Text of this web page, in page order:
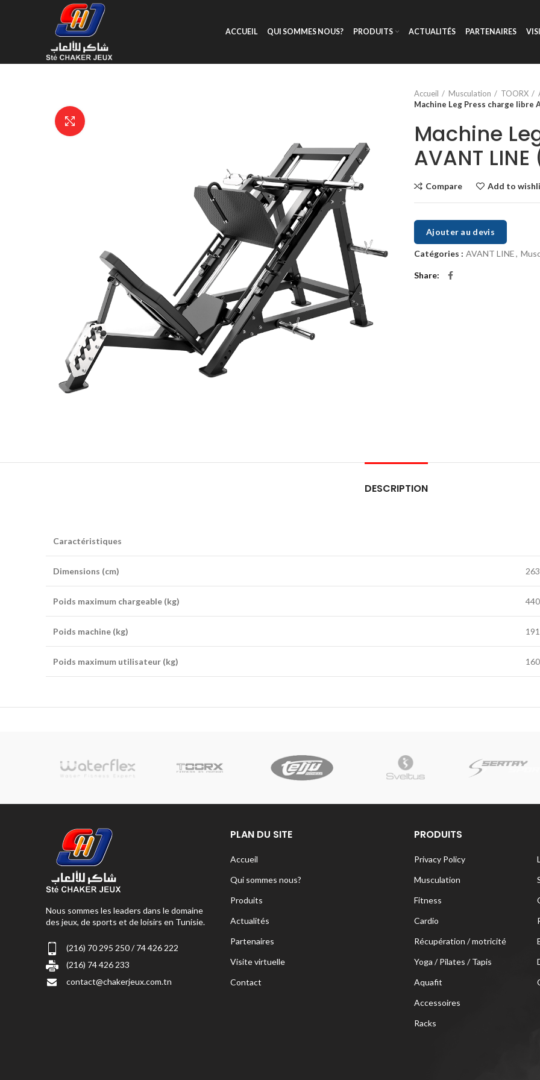
ACCUEIL QUI SOMMES NOUS? PRODUITS ACTUALITÉS PARTENAIRES
Accueil Musculation TOORX
Machine Leg Press charge libre
Machine
AVANT
Compare Add to
Ajouter au devis
Catégories : AVANT LINE,
Share
DESCRIPTION
Caractéristiques
Dimensions (cm)
Poids maximum chargeable (kg) 440
Poids machine (kg) 191
Poids maximum utilisateur (kg) 160
Nous sommes les leaders dans le domaine
des jeux, de sports et de loisirs en Tunisie.
(216) 70 295 250 / 74 426 222
(216) 74 426 233
contact@chakerjeux.com.tn
PLAN DU SITE
Accueil
Qui sommes nous?
Produits
Actualités
Partenaires
Visite virtuelle
Contact
PRODUITS
Privacy Policy
Musculation
Fitness
Cardio
Récupération / motricité
Yoga / Pilates / Tapis
Aquafit
Accessoires
Racks